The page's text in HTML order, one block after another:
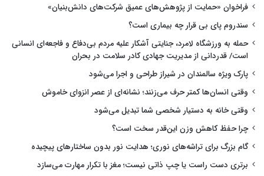
فراخوان «حمایت از پژوهش‌های عمیق شرکت‌های دانش‌بنیان»
سندروم پای بی قرار چه بیماری است؟
حمله به ورزشگاه لامرد، جنایتی آشکار علیه مردم بی‌دفاع و فاجعه‌ای انسانی
است/ قدردانی از مدیریت جهادی کادر سلامت در بحران
پارک ویژه سالمندان در شیراز طراحی و اجرا می‌شود
وقتی انسان‌ها کمتر حرف می‌زنند؛ نشانه‌ای از عصر انزوای خاموش
وقتی خانه به دستیار شخصی شما تبدیل می‌شود
چرا حفظ کاهش وزن این‌قدر سخت است؟
گام بزرگ برای تراشه‌های نوری؛ هدایت نور بدون ساختارهای پیچیده
برتری دست راست یا چپ ذاتی نیست؛ مغز با تکرار مهارت می‌سازد